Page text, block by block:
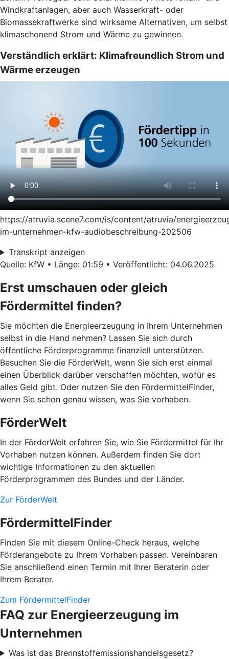
Windkraftanlagen, aber auch Wasserkraft- oder
Biomassekraftwerke sind wirksame Alternativen, um selbst
klimaschonend Strom und Wärme zu gewinnen.
Verständlich erklärt: Klimafreundlich Strom und
Wärme erzeugen
https://atruvia.scene7.com/is/content/atruvia/
im-unternehmen-kfw-audiobeschreibung-202506
Transkript anzeigen
Quelle: KfW • Länge: 01:59 • Veröffentlicht: 04.06.2025
Erst umschauen oder gleich
Fördermittel finden?
Sie möchten die Energieerzeugung in Ihrem Unternehmen
selbst in die Hand nehmen? Lassen Sie sich durch
öffentliche Förderprogramme finanziell unterstützen.
Besuchen Sie die FörderWelt, wenn Sie sich erst einmal
einen Überblick darüber verschaffen möchten, wofür es
alles Geld gibt. Oder nutzen Sie den FördermittelFinder,
wenn Sie schon genau wissen, was Sie vorhaben.
FörderWelt
In der FörderWelt erfahren Sie, wie Sie Fördermittel für Ihr
Vorhaben nutzen können. Außerdem finden Sie dort
wichtige Informationen zu den aktuellen
Förderprogrammen des Bundes und der Länder.
Zur FörderWelt
FördermittelFinder
Finden Sie mit diesem Online-Check heraus, welche
Förderangebote zu Ihrem Vorhaben passen. Vereinbaren
Sie anschließend einen Termin mit Ihrer Beraterin oder
Ihrem Berater.
Zum FördermittelFinder
FAQ zur Energieerzeugung im
Unternehmen
Was ist das Brennstoffemissionshandelsgesetz?